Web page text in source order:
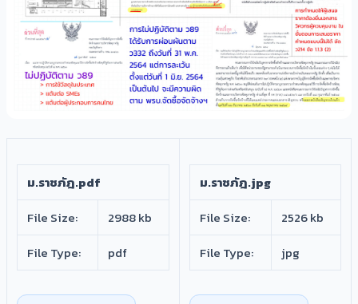
ม.ราชภัฎ.pdf
File Size:
2988 kb
File Type:
pdf
ม.ราชภัฎ.jpg
File Size:
2526 kb
File Type:
jpg